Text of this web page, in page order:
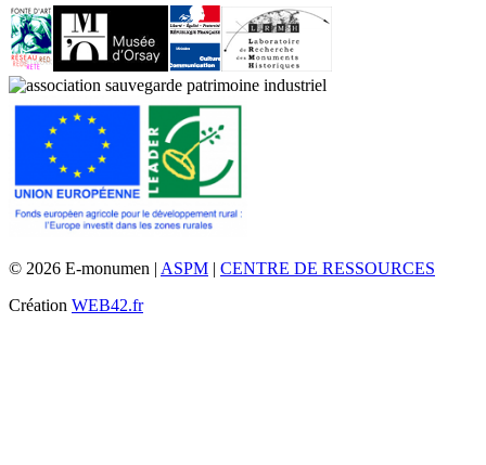
© 2026 E-monumen | ASPM | CENTRE DE RESSOURCES
Création WEB42.fr